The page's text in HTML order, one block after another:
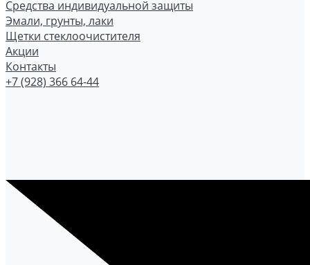
Средства индивидуальной защиты
Эмали, грунты, лаки
Щетки стеклоочистителя
Акции
Контакты
+7 (928) 366 64-44